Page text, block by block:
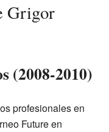
Grigor
(2008-2010)
profesionales en
Future en